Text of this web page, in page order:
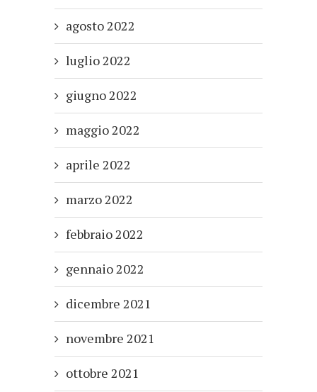
agosto 2022
luglio 2022
giugno 2022
maggio 2022
aprile 2022
marzo 2022
febbraio 2022
gennaio 2022
dicembre 2021
novembre 2021
ottobre 2021